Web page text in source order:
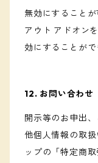
無効にすること
アウト アドオン
効にすることがで
12. お問い合わせ
開示等のお申出
他個人情報の取
ップの「特定商